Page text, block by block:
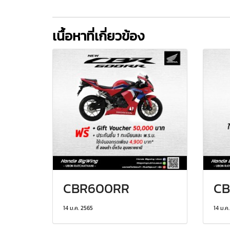
เนื้อหาที่เกี่ยวข้อง
CBR600RR
14 ม.ค. 2565 14 ม.ค